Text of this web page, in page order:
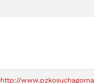
http://